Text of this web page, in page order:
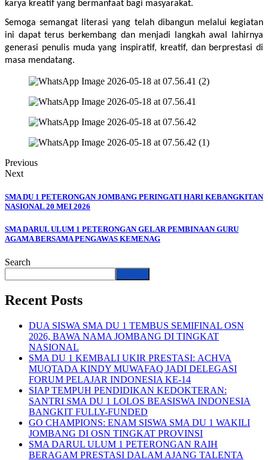
karya kreatif yang bermanfaat bagi masyarakat.
Semoga semangat literasi yang telah dibangun melalui kegiatan
ini dapat terus berkembang dan menjadi langkah awal lahirnya
generasi penulis muda yang inspiratif, kreatif, dan berprestasi di
masa mendatang.
Previous
Next
SMA DU 1 PETERONGAN JOMBANG PERINGATI HARI KEBANGKITAN
NASIONAL 20 MEI 2026
SMA DARUL ULUM 1 PETERONGAN GELAR PEMBINAAN GURU
AGAMA BERSAMA PENGAWAS KEMENAG
Search
Recent Posts
DUA SISWA SMA DU 1 TEMBUS SEMIFINAL OSN
2026, BAWA NAMA JOMBANG DI TINGKAT
NASIONAL
SMA DU 1 KEMBALI UKIR PRESTASI: ACHVA
MUQTADA KINDY MUWAFAQ JADI DELEGASI
FORUM PELAJAR INDONESIA KE-14
SIAP TEMPUH PENDIDIKAN KEDOKTERAN:
SANTRI SMA DU 1 LOLOS BEASISWA INDONESIA
BANGKIT FULLY-FUNDED
GO CHAMPIONS: ENAM SISWA SMA DU 1 WAKILI
JOMBANG DI OSN TINGKAT PROVINSI
SMA DARUL ULUM 1 PETERONGAN RAIH
BERAGAM PRESTASI DALAM AJANG TALENTA